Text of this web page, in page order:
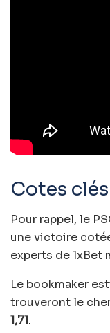
Cotes clés
Pour rappel, le
une victoire
experts de 1xBet
Le bookmaker
trouveront le
1,71.